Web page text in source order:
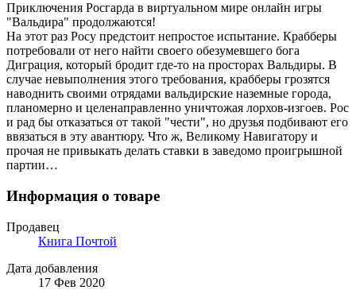
Приключения Росгарда в виртуальном мире онлайн игры
"Вальдира" продолжаются!
На этот раз Росу предстоит непростое испытание. Крабберы
потребовали от него найти своего обезумевшего бога
Диграция, который бродит где-то на просторах Вальдиры. В
случае невыполнения этого требования, крабберы грозятся
наводнить своими отрядами вальдирские наземные города,
планомерно и целенаправленно уничтожая лорхов-изгоев. Рос
и рад бы отказаться от такой "чести", но друзья подбивают его
ввязаться в эту авантюру. Что ж, Великому Навигатору и
прочая не привыкать делать ставки в заведомо проигрышной
партии…
Информация о товаре
Продавец
Книга Почтой
Дата добавления
17 Фев 2020